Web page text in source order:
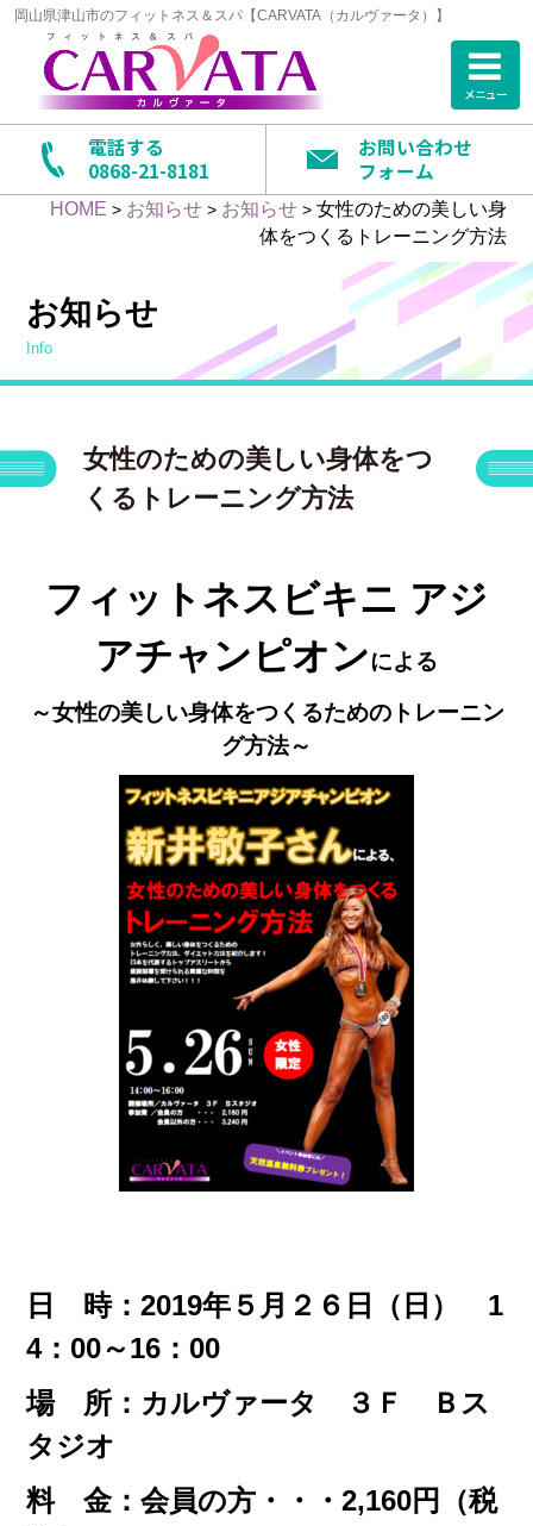
岡山県津山市のフィットネス＆スパ【CARVATA（カルヴァータ）】
メニュー
電話する
0868-21-8181
お問い合わせ
フォーム
HOME > お知らせ> お知らせ> 女性のための美しい身
体をつくるトレーニング方法
お知らせ
info
女性のための美しい身体をつ
くるトレーニング方法
フィットネスビキニ アジ
アチャンピオンによる
～女性の美しい身体をつくるためのトレーニン
グ方法～
日 時：2019年５月２６日（日） 1
4：00～16：00
場 所：カルヴァータ ３Ｆ Ｂス
タジオ
料 金：会員の方・・・2,160円（税